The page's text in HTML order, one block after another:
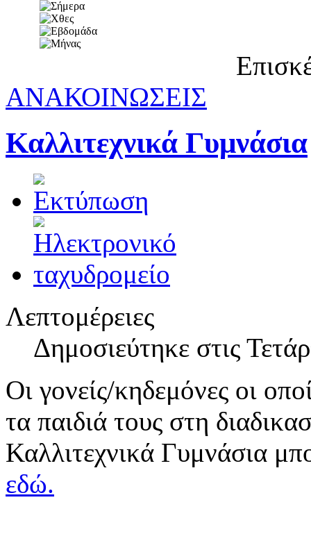
ΑΝΑΚΟΙΝΩΣΕΙΣ
Καλλιτεχνικά Γυμνάσια
Λεπτομέρειες
Δημοσιεύτηκε στις
Οι γονείς/κηδεμόνες οι
τα παιδιά τους στη
Καλλιτεχνικά Γυμνάσια
εδώ.